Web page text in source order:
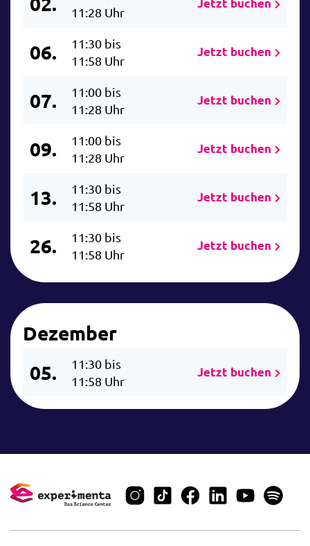
11:28 Uhr
Jetzt buchen
06.
11:30 bis
11:58 Uhr
Jetzt buchen
07.
11:00 bis
11:28 Uhr
Jetzt buchen
09.
11:00 bis
11:28 Uhr
Jetzt buchen
13.
11:30 bis
11:58 Uhr
Jetzt buchen
26.
11:30 bis
11:58 Uhr
Jetzt buchen
Dezember
05.
11:30 bis
11:58 Uhr
Jetzt buchen